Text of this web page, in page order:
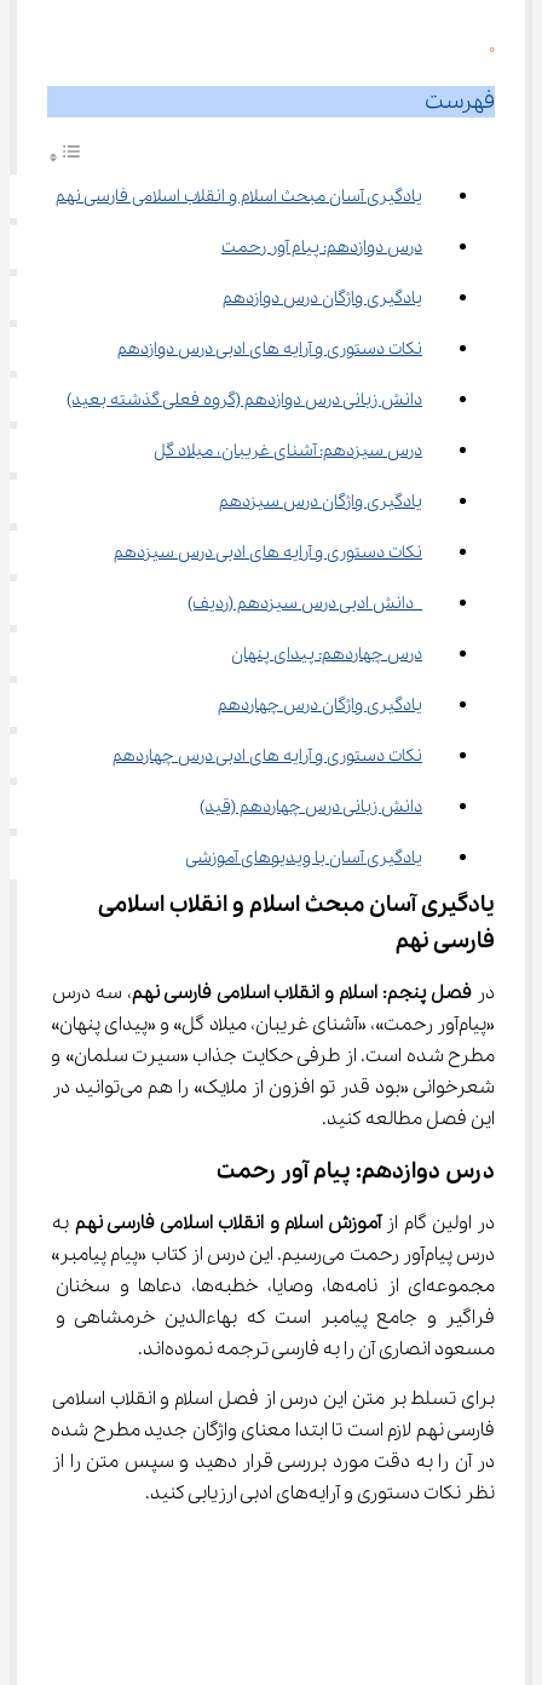
0
فهرست
یادگیری آسان مبحث اسلام و انقلاب اسلامی فارسی نهم
درس دوازدهم: پیام آور رحمت
یادگیری واژگان درس دوازدهم
نکات دستوری و آرایه های ادبی درس دوازدهم
دانش زبانی درس دوازدهم (گروه فعلی گذشته بعید)
درس سیزدهم: آشنای غریبان، میلاد گل
یادگیری واژگان درس سیزدهم
نکات دستوری و آرایه های ادبی درس سیزدهم
دانش ادبی درس سیزدهم (ردیف)
درس چهاردهم: پیدای پنهان
یادگیری واژگان درس چهاردهم
نکات دستوری و آرایه های ادبی درس چهاردهم
دانش زبانی درس چهاردهم (قید)
یادگیری آسان با ویدیوهای آموزشی
یادگیری آسان مبحث اسلام و انقلاب اسلامی
فارسی نهم
در فصل پنجم: اسلام و انقلاب اسلامی فارسی نهم، سه درس
«پیام‌آور رحمت»، «آشنای غریبان، میلاد گل» و «پیدای پنهان»
مطرح شده است. از طرفی حکایت جذاب «سیرت سلمان» و
شعرخوانی «بود قدر تو افزون از ملایک» را هم می‌توانید در
این فصل مطالعه کنید.
درس دوازدهم: پیام آور رحمت
در اولین گام از آموزش اسلام و انقلاب اسلامی فارسی نهم به
درس پیام‌آور رحمت می‌رسیم. این درس از کتاب «پیام پیامبر»
مجموعه‌ای از نامه‌ها، وصایا، خطبه‌ها، دعاها و سخنان
فراگیر و جامع پیامبر است که بهاء‌الدین خرمشاهی و
مسعود انصاری آن را به فارسی ترجمه نموده‌اند.
برای تسلط بر متن این درس از فصل اسلام و انقلاب اسلامی
فارسی نهم لازم است تا ابتدا معنای واژگان جدید مطرح شده
در آن را به دقت مورد بررسی قرار دهید و سپس متن را از
نظر نکات دستوری و آرایه‌های ادبی ارزیابی کنید.